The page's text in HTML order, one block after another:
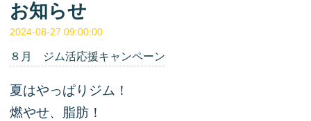
お知らせ
2024-08-27 09:00:00
８月 ジム活応援キャンペーン
夏はやっぱりジム！
燃やせ、脂肪！